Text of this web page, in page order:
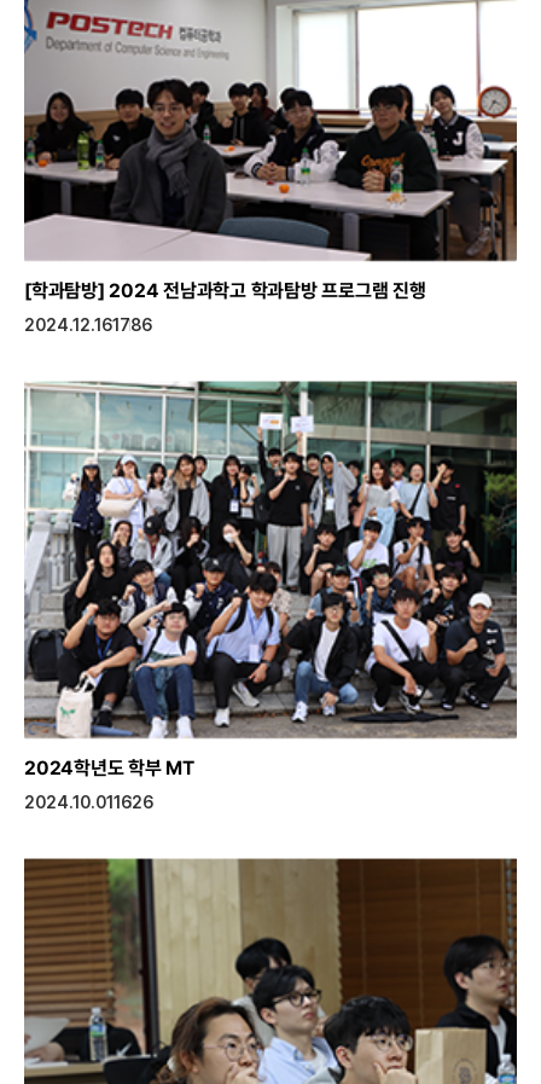
[학과탐방] 2024 전남과학고 학과탐방 프로그램 진행
2024.12.161786
2024학년도 학부 MT
2024.10.011626